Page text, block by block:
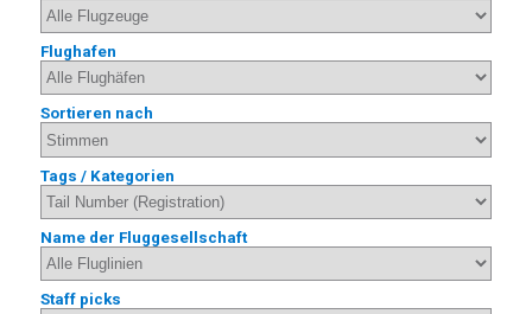
Flughafen
Sortieren nach
Tags / Kategorien
Name der Fluggesellschaft
Staff picks